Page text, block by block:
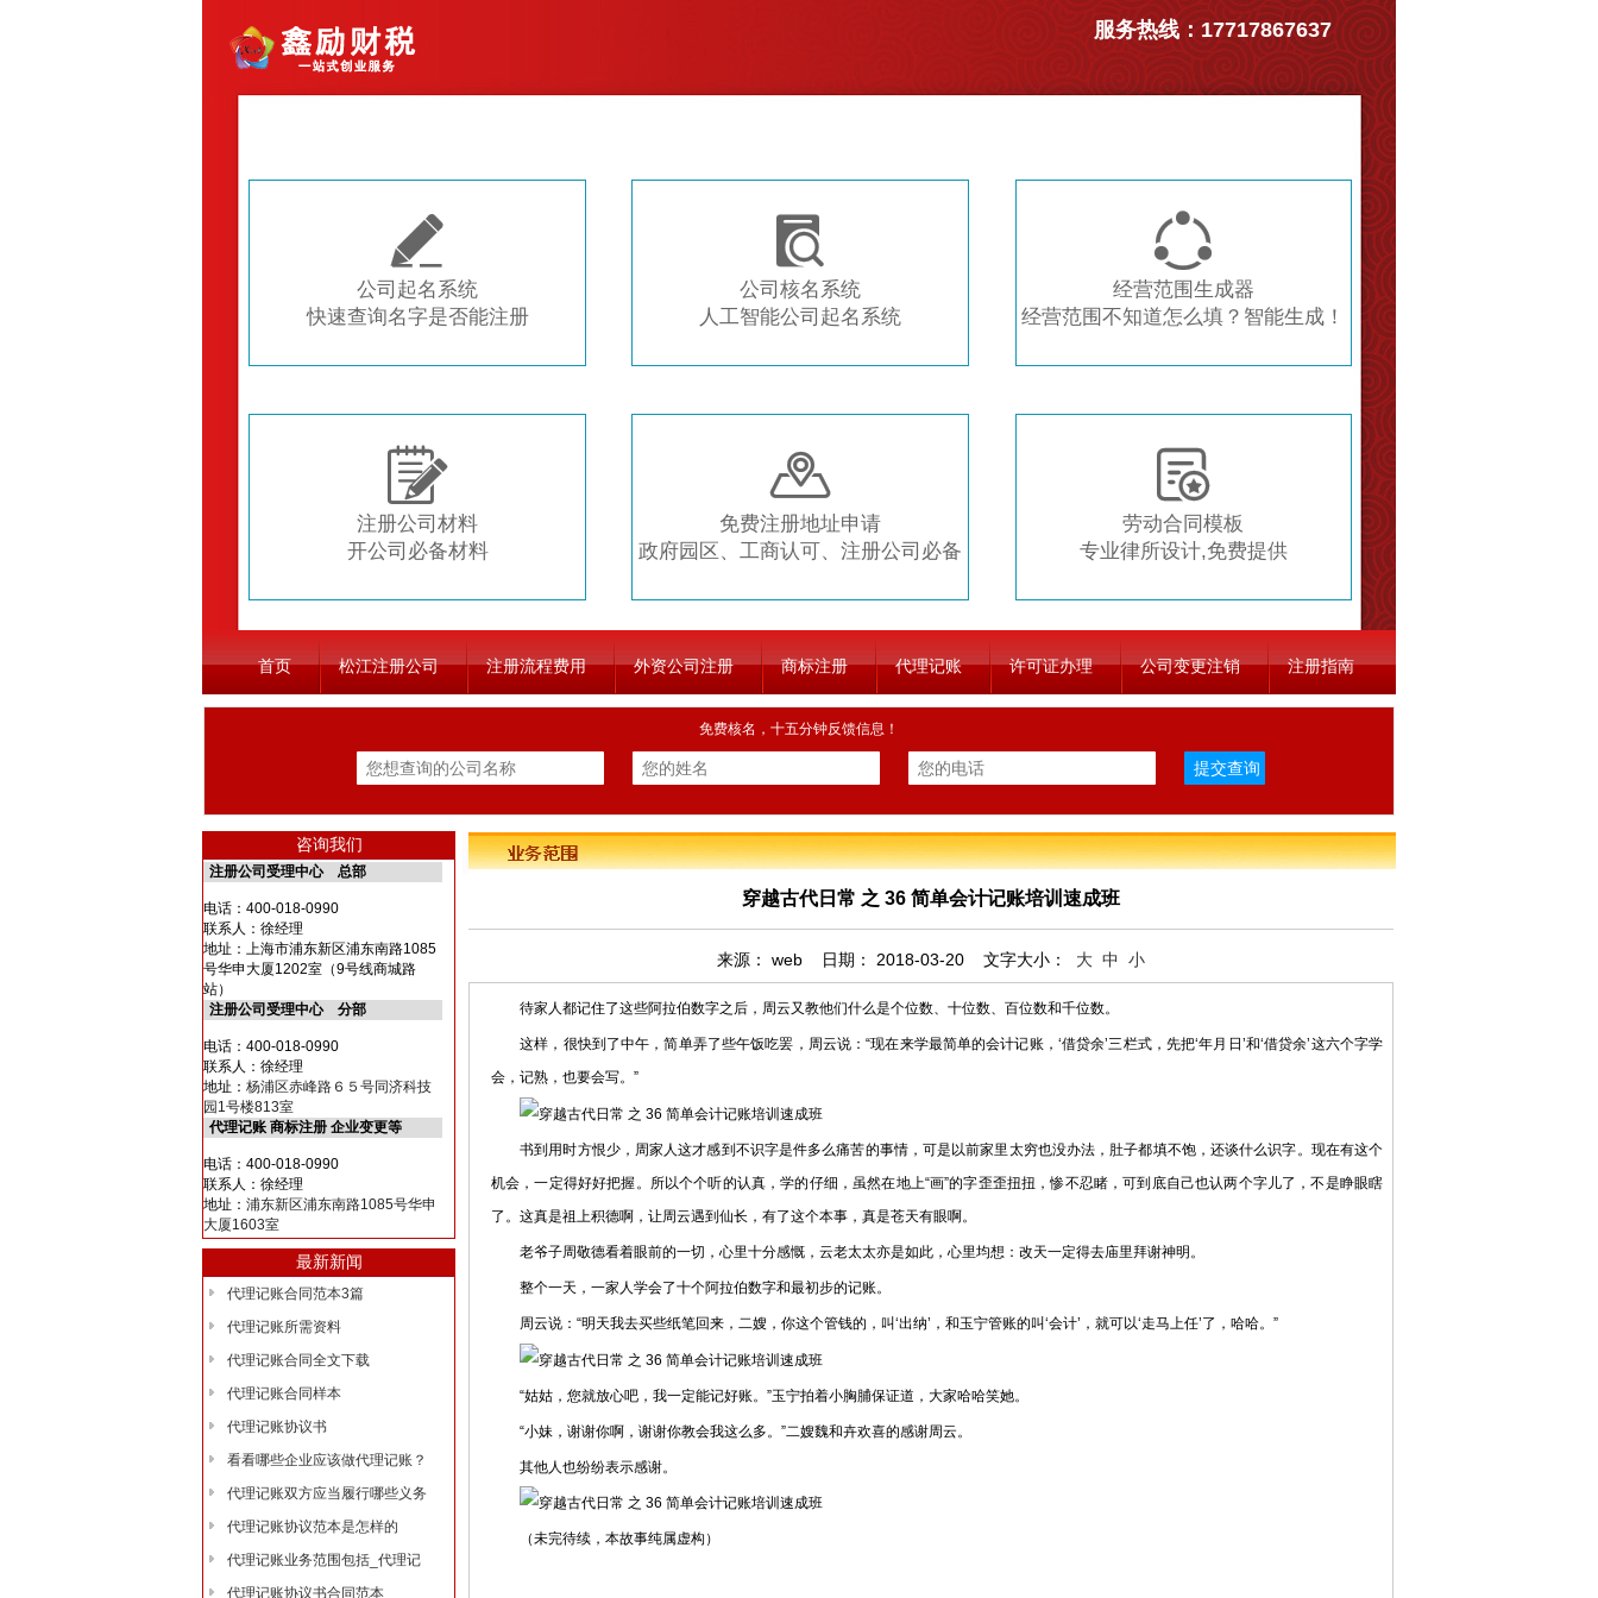

公司起名系统
快速查询名字是否能注册

公司核名系统
人工智能公司起名系统

经营范围生成器
经营范围不知道怎么填？智能生成！

注册公司材料
开公司必备材料

免费注册地址申请
政府园区、工商认可、注册公司必备

劳动合同模板
专业律所设计,免费提供
服务热线：17717867637
首页 松江注册公司 注册流程费用 外资公司注册 商标注册 代理记账 许可证办理 公司变更注销 注册指南
免费核名，十五分钟反馈信息！
咨询我们
注册公司受理中心 总部
电话： 400-018-0990
联系人：徐经理
地址：上海市浦东新区浦东南路1085
号华申大厦1202室（9号线商城路
站）
注册公司受理中心 分部
电话： 400-018-0990
联系人：徐经理
地址： 杨浦区赤峰路６５号同济科技
园1号楼813室
代理记账 商标注册 企业变更等
电话：400-018-0990
联系人：徐经理
地址： 浦东新区浦东南路1085号华申
大厦1603室
最新新闻
代理记账合同范本3篇
代理记账所需资料
代理记账合同全文下载
代理记账合同样本
代理记账协议书
看看哪些企业应该做代理记账？
代理记账双方应当履行哪些义务
代理记账协议范本是怎样的
代理记账业务范围包括_代理记
代理记账协议书合同范本
穿越古代日常 之 36 简单会计记账培训速成班
来源： web 日期： 2018-03-20 文字大小： 大 中 小
待家人都记住了这些阿拉伯数字之后，周云又教他们什么是个位数、十位数、百位数和千位数。
这样，很快到了中午，简单弄了些午饭吃罢，周云说：“现在来学最简单的会计记账，‘借贷余’三栏式，先把‘年月日’和‘借贷余’这六个字学
会，记熟，也要会写。”
书到用时方恨少，周家人这才感到不识字是件多么痛苦的事情，可是以前家里太穷也没办法，肚子都填不饱，还谈什么识字。现在有这个
机会，一定得好好把握。所以个个听的认真，学的仔细，虽然在地上“画”的字歪歪扭扭，惨不忍睹，可到底自己也认两个字儿了，不是睁眼瞎
了。这真是祖上积德啊，让周云遇到仙长，有了这个本事，真是苍天有眼啊。
老爷子周敬德看着眼前的一切，心里十分感慨，云老太太亦是如此，心里均想：改天一定得去庙里拜谢神明。
整个一天，一家人学会了十个阿拉伯数字和最初步的记账。
周云说：“明天我去买些纸笔回来，二嫂，你这个管钱的，叫‘出纳’，和玉宁管账的叫‘会计’，就可以‘走马上任’了，哈哈。”
“姑姑，您就放心吧，我一定能记好账。”玉宁拍着小胸脯保证道，大家哈哈笑她。
“小妹，谢谢你啊，谢谢你教会我这么多。”二嫂魏和卉欢喜的感谢周云。
其他人也纷纷表示感谢。
（未完待续，本故事纯属虚构）